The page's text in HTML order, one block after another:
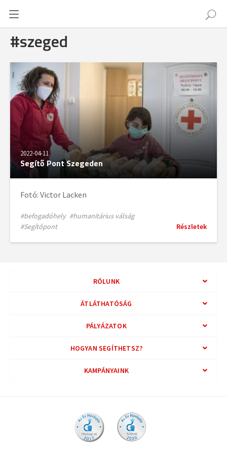
#szeged
2022-04-11
Segítő Pont Szegeden
Fotó: Victor Lacken
#befogadóhely #humanitárius válság
#Segítőpont
Részletek
RÓLUNK
ÁTLÁTHATÓSÁG
PÁLYÁZATOK
HOGYAN SEGÍTHETSZ?
KAMPÁNYAINK